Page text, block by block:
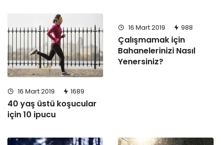
16 Mart 2019 1689
40 yaş üstü koşucular
için 10 ipucu
16 Mart 2019 988
Çalışmamak için
Bahanelerinizi Nasıl
Yenersiniz?